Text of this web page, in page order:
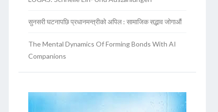
सुनसरी घटनापछि प्रधानमन्त्रीको अपिल : सामाजिक सद्भाव जोगाऔं
The Mental Dynamics Of Forming Bonds With AI
Companions